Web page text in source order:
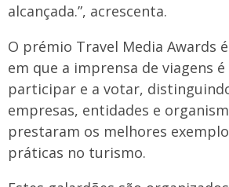
alcançada.”, acrescenta.
O prémio Travel Media Awards
em que a imprensa de viagens
participar e a votar,
empresas, entidades e
prestaram os melhores
práticas no turismo.